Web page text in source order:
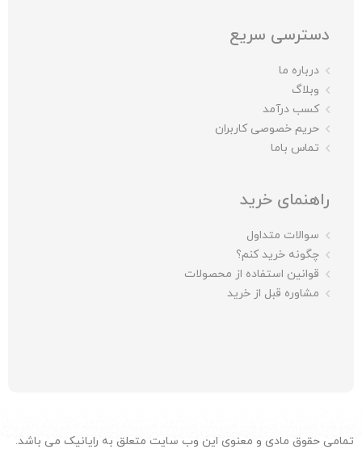
دسترسی سریع
درباره ما
وبلاگ
کسب درآمد
حریم خصوصی کاربران
تماس باما
راهنمای خرید
سوالات متداول
چگونه خرید کنم؟
قوانین استفاده از محصولات
مشاوره قبل از خرید
تمامی حقوق مادی و معنوی این وب سایت متعلق به رایانیک می باشد.